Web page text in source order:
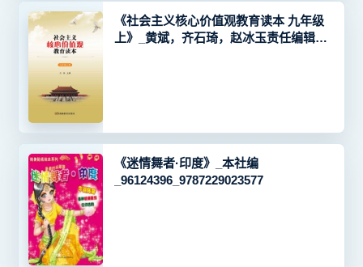
《社会主义核心价值观教育读本 九年级
上》_黄斌，齐石琦，赵冰玉责任编辑；
《迷情舞者·印度》_本社编
_96124396_9787229023577